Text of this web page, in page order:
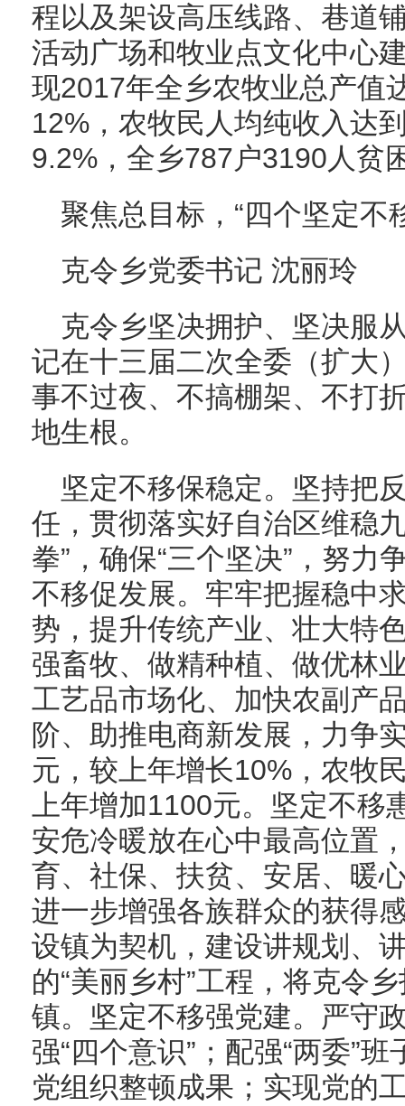
程以及架设高压线路、巷道
活动广场和牧业点文化中心
现2017年全乡农牧业总产值
12%，农牧民人均纯收入达
9.2%，全乡787户3190人贫
聚焦总目标，“四个坚定不
克令乡党委书记 沈丽玲
克令乡坚决拥护、坚决服
记在十三届二次全委（扩大
事不过夜、不搞棚架、不打
地生根。
坚定不移保稳定。坚持把
任，贯彻落实好自治区维稳
拳”，确保“三个坚决”，努力
不移促发展。牢牢把握稳中
势，提升传统产业、壮大特
强畜牧、做精种植、做优林
工艺品市场化、加快农副产
阶、助推电商新发展，力争
元，较上年增长10%，农牧
上年增加1100元。坚定不
安危冷暖放在心中最高位置
育、社保、扶贫、安居、暖
进一步增强各族群众的获得
设镇为契机，建设讲规划、
的“美丽乡村”工程，将克令
镇。坚定不移强党建。严守
强“四个意识”；配强“两委”
党组织整顿成果；实现党的